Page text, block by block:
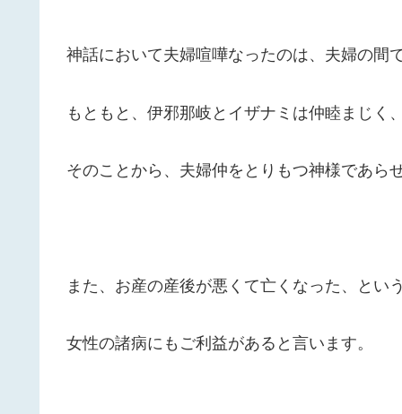
神話において夫婦喧嘩なったのは、夫婦の間
もともと、伊邪那岐とイザナミは仲睦まじく
そのことから、夫婦仲をとりもつ神様であら
また、お産の産後が悪くて亡くなった、とい
女性の諸病にもご利益があると言います。